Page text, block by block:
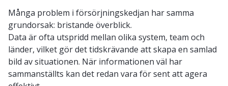
Många problem i försörjningskedjan har samma
grundorsak: bristande överblick.
Data är ofta utspridd mellan olika system, team och
länder, vilket gör det tidskrävande att skapa en samlad
bild av situationen. När informationen väl har
sammanställts kan det redan vara för sent att agera